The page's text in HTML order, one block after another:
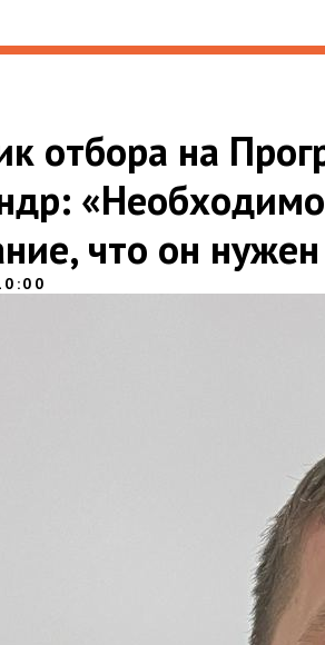
отбора на
что он